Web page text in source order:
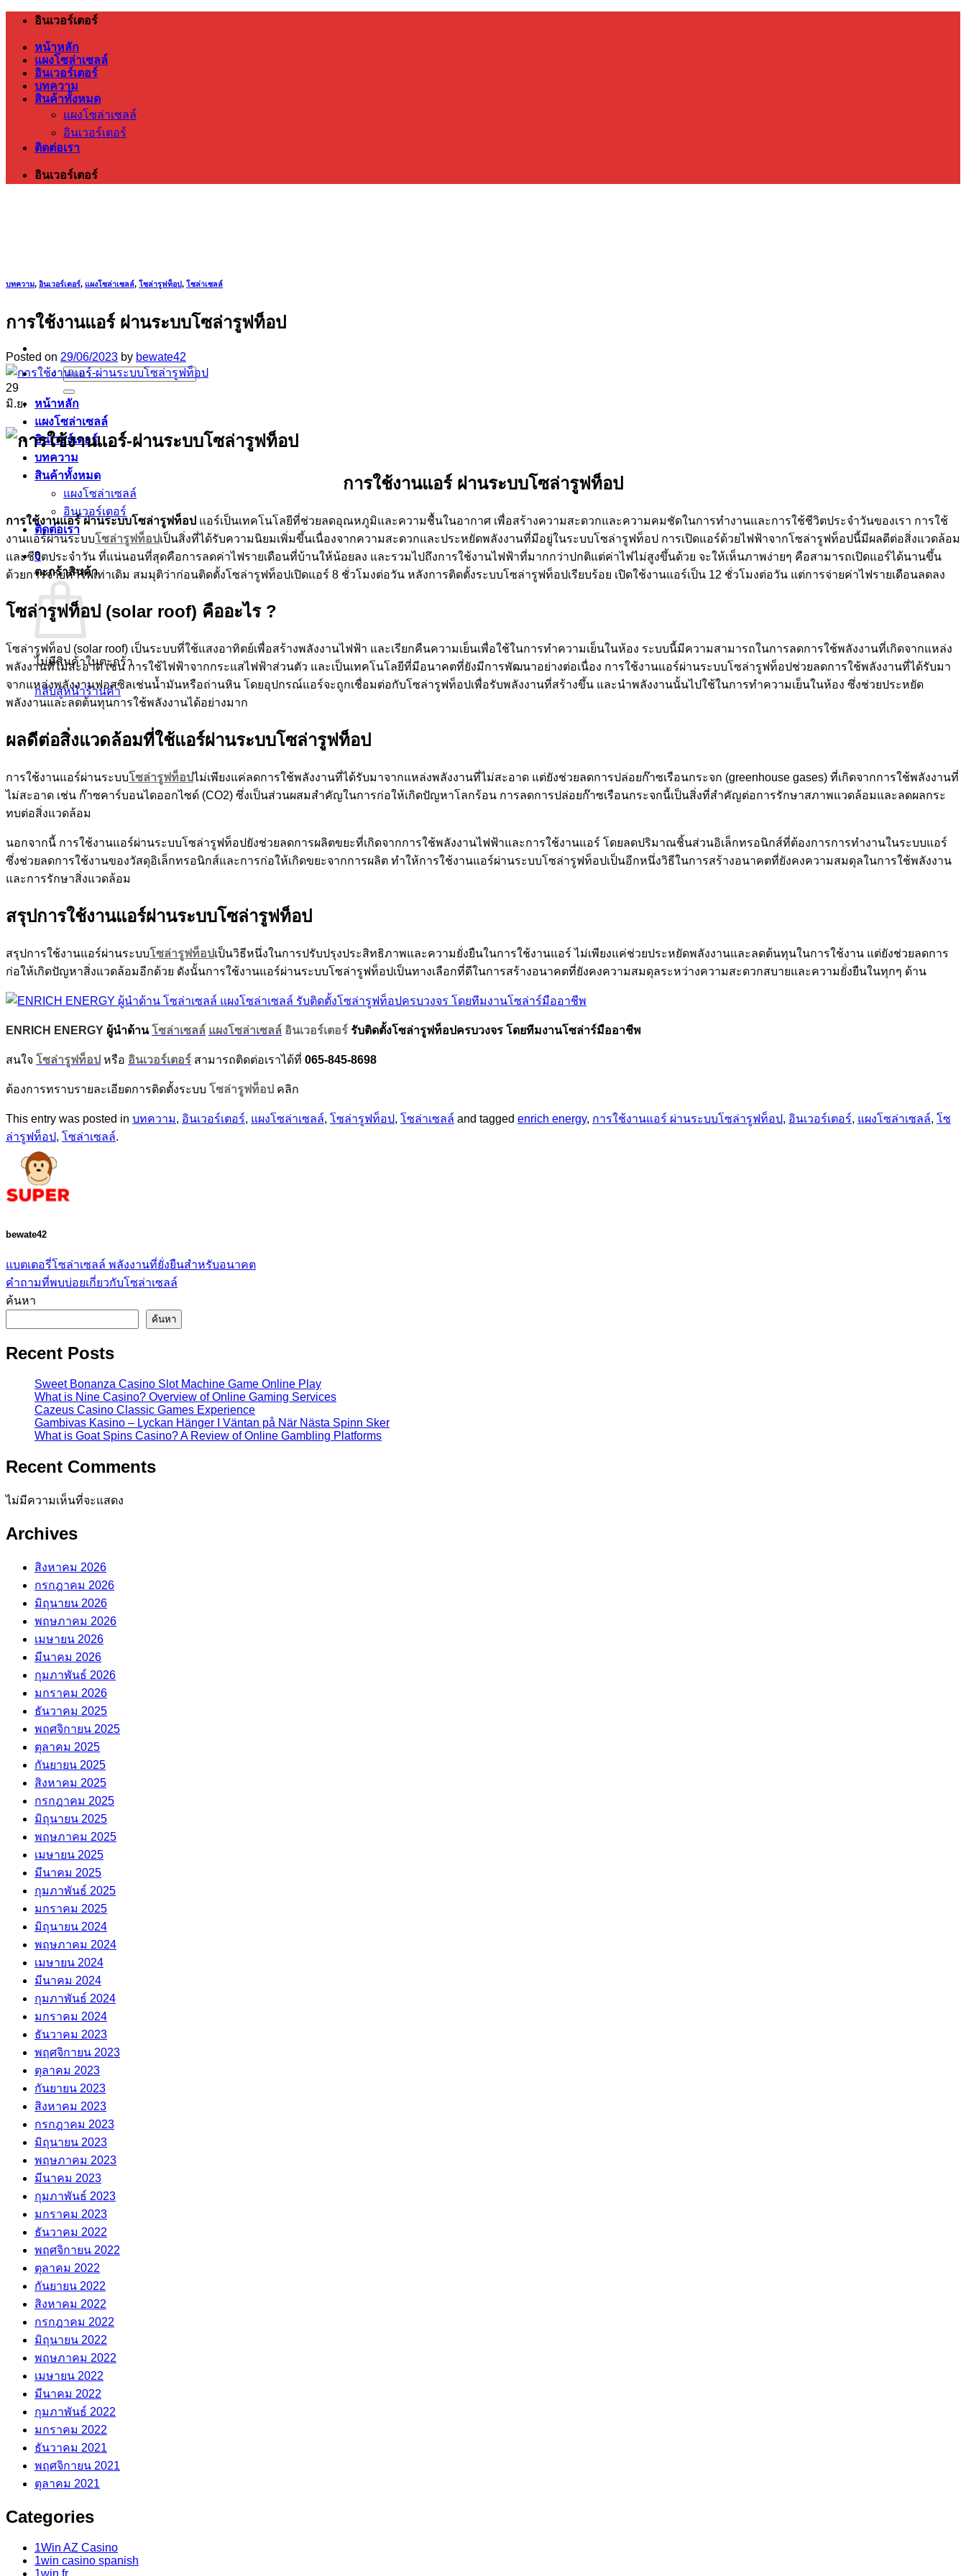
ข้าม
เนื้อหา
อินเวอร์เตอร์
หน้าหลัก
แผงโซล่าเซลล์
อินเวอร์เตอร์
บทความ
สินค้าทั้งหมด
แผงโซล่าเซลล์
อินเวอร์เตอร์
ติดต่อเรา
อินเวอร์เตอร์
ค้นหา:
หน้าหลัก
แผงโซล่าเซลล์
อินเวอร์เตอร์
บทความ
สินค้าทั้งหมด
แผงโซล่าเซลล์
อินเวอร์เตอร์
ติดต่อเรา
0
ตะกร้าสินค้า
ไม่มีสินค้าในตะกร้า
กลับสู่หน้าร้านค้า
บทความ, อินเวอร์เตอร์, แผงโซล่าเซลล์, โซล่ารูฟท็อป, โซล่าเซลล์
การใช้งานแอร์ ผ่านระบบโซล่ารูฟท็อป
Posted on 29/06/2023 by bewate42
29
มิ.ย.
การใช้งานแอร์ ผ่านระบบโซล่ารูฟท็อป
การใช้งานแอร์ ผ่านระบบโซล่ารูฟท็อป แอร์เป็นเทคโนโลยีที่ช่วยลดอุณหภูมิและความชื้นในอากาศ เพื่อสร้างความสะดวกและความคมชัดในการทำงานและการใช้ชีวิตประจำวันของเรา การใช้
งานแอร์ผ่านระบบโซล่ารูฟท็อปเป็นสิ่งที่ได้รับความนิยมเพิ่มขึ้นเนื่องจากความสะดวกและประหยัดพลังงานที่มีอยู่ในระบบโซล่ารูฟท็อป การเปิดแอร์ด้วยไฟฟ้าจากโซล่ารูฟท็อปนี้มีผลดีต่อสิ่งแวดล้อม
และชีวิตประจำวัน ที่แน่นอนที่สุดคือการลดค่าไฟรายเดือนที่บ้านให้น้อยลง และรวมไปถึงการใช้งานไฟฟ้าที่มากกว่าปกติแต่ค่าไฟไม่สูงขึ้นด้วย จะให้เห็นภาพง่ายๆ คือสามารถเปิดแอร์ได้นานขึ้น
ด้วยการจ่ายค่าไฟเท่าเดิม สมมุติว่าก่อนติดตั้งโซล่ารูฟท็อปเปิดแอร์ 8 ชั่วโมงต่อวัน หลังการติดตั้งระบบโซล่ารูฟท็อปเรียบร้อย เปิดใช้งานแอร์เป็น 12 ชั่วโมงต่อวัน แต่การจ่ายค่าไฟรายเดือนลดลง
โซล่ารูฟท็อป (solar roof) คืออะไร ?
โซล่ารูฟท็อป (solar roof) เป็นระบบที่ใช้แสงอาทิตย์เพื่อสร้างพลังงานไฟฟ้า และเรียกคืนความเย็นเพื่อใช้ในการทำความเย็นในห้อง ระบบนี้มีความสามารถในการลดการใช้พลังงานที่เกิดจากแหล่ง
พลังงานที่ไม่สะอาด เช่น การใช้ไฟฟ้าจากกระแสไฟฟ้าส่วนตัว และเป็นเทคโนโลยีที่มีอนาคตที่ยังมีการพัฒนาอย่างต่อเนื่อง การใช้งานแอร์ผ่านระบบโซล่ารูฟท็อปช่วยลดการใช้พลังงานที่ได้รับมา
จากแหล่งพลังงานฟอสซิลเช่นน้ำมันหรือถ่านหิน โดยอุปกรณ์แอร์จะถูกเชื่อมต่อกับโซล่ารูฟท็อปเพื่อรับพลังงานที่สร้างขึ้น และนำพลังงานนั้นไปใช้ในการทำความเย็นในห้อง ซึ่งช่วยประหยัด
พลังงานและลดต้นทุนการใช้พลังงานได้อย่างมาก
ผลดีต่อสิ่งแวดล้อมที่ใช้แอร์ผ่านระบบโซล่ารูฟท็อป
การใช้งานแอร์ผ่านระบบโซล่ารูฟท็อปไม่เพียงแค่ลดการใช้พลังงานที่ได้รับมาจากแหล่งพลังงานที่ไม่สะอาด แต่ยังช่วยลดการปล่อยก๊าซเรือนกระจก (greenhouse gases) ที่เกิดจากการใช้พลังงานที่
ไม่สะอาด เช่น ก๊าซคาร์บอนไดออกไซด์ (CO2) ซึ่งเป็นส่วนผสมสำคัญในการก่อให้เกิดปัญหาโลกร้อน การลดการปล่อยก๊าซเรือนกระจกนี้เป็นสิ่งที่สำคัญต่อการรักษาสภาพแวดล้อมและลดผลกระ
ทบต่อสิ่งแวดล้อม
นอกจากนี้ การใช้งานแอร์ผ่านระบบโซล่ารูฟท็อปยังช่วยลดการผลิตขยะที่เกิดจากการใช้พลังงานไฟฟ้าและการใช้งานแอร์ โดยลดปริมาณชิ้นส่วนอิเล็กทรอนิกส์ที่ต้องการการทำงานในระบบแอร์
ซึ่งช่วยลดการใช้งานของวัสดุอิเล็กทรอนิกส์และการก่อให้เกิดขยะจากการผลิต ทำให้การใช้งานแอร์ผ่านระบบโซล่ารูฟท็อปเป็นอีกหนึ่งวิธีในการสร้างอนาคตที่ยังคงความสมดุลในการใช้พลังงาน
และการรักษาสิ่งแวดล้อม
สรุปการใช้งานแอร์ผ่านระบบโซล่ารูฟท็อป
สรุปการใช้งานแอร์ผ่านระบบโซล่ารูฟท็อปเป็นวิธีหนึ่งในการปรับปรุงประสิทธิภาพและความยั่งยืนในการใช้งานแอร์ ไม่เพียงแค่ช่วยประหยัดพลังงานและลดต้นทุนในการใช้งาน แต่ยังช่วยลดการ
ก่อให้เกิดปัญหาสิ่งแวดล้อมอีกด้วย ดังนั้นการใช้งานแอร์ผ่านระบบโซล่ารูฟท็อปเป็นทางเลือกที่ดีในการสร้างอนาคตที่ยังคงความสมดุลระหว่างความสะดวกสบายและความยั่งยืนในทุกๆ ด้าน
ENRICH ENERGY ผู้นำด้าน โซล่าเซลล์ แผงโซล่าเซลล์ อินเวอร์เตอร์ รับติดตั้งโซล่ารูฟท็อปครบวงจร โดยทีมงานโซล่าร์มืออาชีพ
สนใจ โซล่ารูฟท็อป หรือ อินเวอร์เตอร์ สามารถติดต่อเราได้ที่ 065-845-8698
ต้องการทราบรายละเอียดการติดตั้งระบบ โซล่ารูฟท็อป คลิก
This entry was posted in บทความ, อินเวอร์เตอร์, แผงโซล่าเซลล์, โซล่ารูฟท็อป, โซล่าเซลล์ and tagged enrich energy, การใช้งานแอร์ ผ่านระบบโซล่ารูฟท็อป, อินเวอร์เตอร์, แผงโซล่าเซลล์, โซ
ล่ารูฟท็อป, โซล่าเซลล์.
bewate42
แบตเตอรี่โซล่าเซลล์ พลังงานที่ยั่งยืนสำหรับอนาคต
คำถามที่พบบ่อยเกี่ยวกับโซล่าเซลล์
ค้นหา
ค้นหา
Recent Posts
Sweet Bonanza Casino Slot Machine Game Online Play
What is Nine Casino? Overview of Online Gaming Services
Cazeus Casino Classic Games Experience
Gambivas Kasino – Lyckan Hänger I Väntan på När Nästa Spinn Sker
What is Goat Spins Casino? A Review of Online Gambling Platforms
Recent Comments
ไม่มีความเห็นที่จะแสดง
Archives
สิงหาคม 2026
กรกฎาคม 2026
มิถุนายน 2026
พฤษภาคม 2026
เมษายน 2026
มีนาคม 2026
กุมภาพันธ์ 2026
มกราคม 2026
ธันวาคม 2025
พฤศจิกายน 2025
ตุลาคม 2025
กันยายน 2025
สิงหาคม 2025
กรกฎาคม 2025
มิถุนายน 2025
พฤษภาคม 2025
เมษายน 2025
มีนาคม 2025
กุมภาพันธ์ 2025
มกราคม 2025
มิถุนายน 2024
พฤษภาคม 2024
เมษายน 2024
มีนาคม 2024
กุมภาพันธ์ 2024
มกราคม 2024
ธันวาคม 2023
พฤศจิกายน 2023
ตุลาคม 2023
กันยายน 2023
สิงหาคม 2023
กรกฎาคม 2023
มิถุนายน 2023
พฤษภาคม 2023
มีนาคม 2023
กุมภาพันธ์ 2023
มกราคม 2023
ธันวาคม 2022
พฤศจิกายน 2022
ตุลาคม 2022
กันยายน 2022
สิงหาคม 2022
กรกฎาคม 2022
มิถุนายน 2022
พฤษภาคม 2022
เมษายน 2022
มีนาคม 2022
กุมภาพันธ์ 2022
มกราคม 2022
ธันวาคม 2021
พฤศจิกายน 2021
ตุลาคม 2021
Categories
1Win AZ Casino
1win casino spanish
1win fr